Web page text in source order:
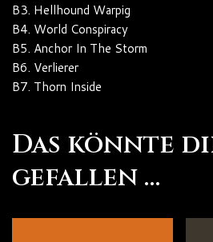
B3. Hellhound Warpig
B4. World Conspiracy
B5. Anchor In The Storm
B6. Verlierer
B7. Thorn Inside
Das könnte
gefallen …